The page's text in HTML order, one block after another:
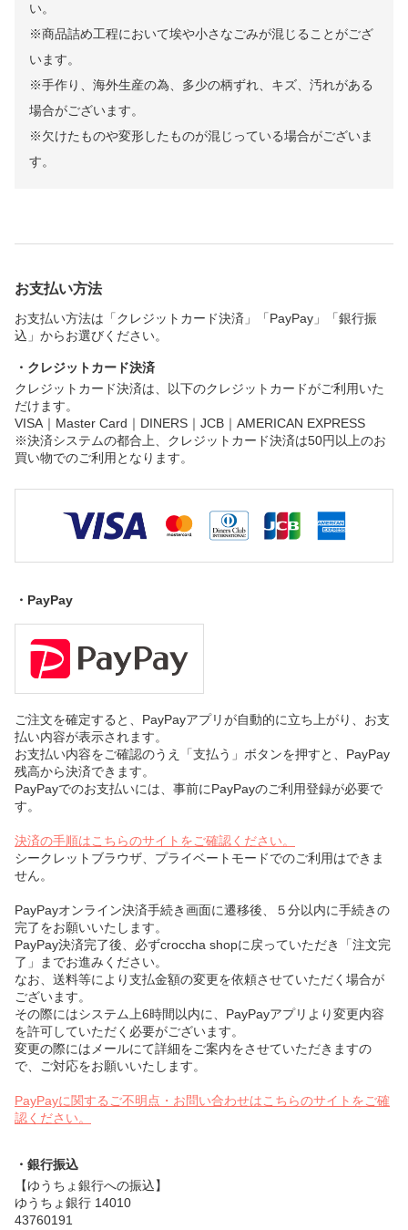
い。
※商品詰め工程において埃や小さなごみが混じることがござ
います。
※手作り、海外生産の為、多少の柄ずれ、キズ、汚れがある
場合がございます。
※欠けたものや変形したものが混じっている場合がございま
す。
お支払い方法
お支払い方法は「クレジットカード決済」「PayPay」「銀行振
込」からお選びください。
・クレジットカード決済
クレジットカード決済は、以下のクレジットカードがご利用いた
だけます。
VISA｜Master Card｜DINERS｜JCB｜AMERICAN EXPRESS
※決済システムの都合上、クレジットカード決済は50円以上のお
買い物でのご利用となります。
・PayPay
ご注文を確定すると、PayPayアプリが自動的に立ち上がり、お支
払い内容が表示されます。
お支払い内容をご確認のうえ「支払う」ボタンを押すと、PayPay
残高から決済できます。
PayPayでのお支払いには、事前にPayPayのご利用登録が必要で
す。
決済の手順はこちらのサイトをご確認ください。
シークレットブラウザ、プライベートモードでのご利用はできま
せん。
PayPayオンライン決済手続き画面に遷移後、５分以内に手続きの
完了をお願いいたします。
PayPay決済完了後、必ずcroccha shopに戻っていただき「注文完
了」までお進みください。
なお、送料等により支払金額の変更を依頼させていただく場合が
ございます。
その際にはシステム上6時間以内に、PayPayアプリより変更内容
を許可していただく必要がございます。
変更の際にはメールにて詳細をご案内をさせていただきますの
で、ご対応をお願いいたします。
PayPayに関するご不明点・お問い合わせはこちらのサイトをご確
認ください。
・銀行振込
【ゆうちょ銀行への振込】
ゆうちょ銀行 14010
43760191